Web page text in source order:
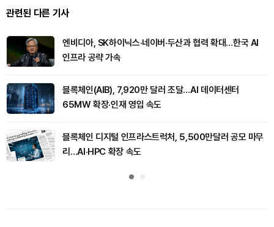
관련된 다른 기사
엔비디아, SK하이닉스·네이버·두산과 협력 확대…한국 AI
인프라 공략 가속
블록체인(AIB), 7,920만 달러 조달…AI 데이터센터
65MW 확장·인재 영입 속도
블록체인 디지털 인프라스트럭처, 5,500만달러 공모 마무
리…AI·HPC 확장 속도